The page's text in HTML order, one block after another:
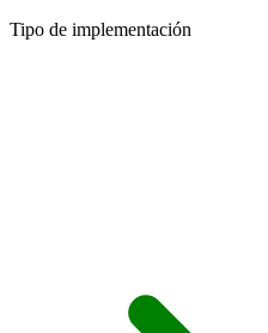
Tipo de implementación